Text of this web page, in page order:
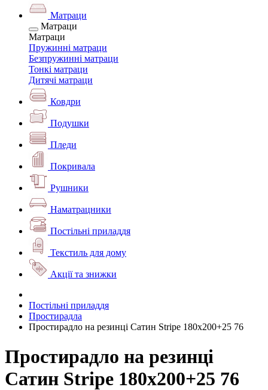
Матраци
Матраци
Матраци
Пружинні матраци
Безпружинні матраци
Тонкі матраци
Дитячі матраци
Ковдри
Подушки
Пледи
Покривала
Рушники
Наматрацники
Постільні приладдя
Текстиль для дому
Акції та знижки
Постільні приладдя
Простирадла
Простирадло на резинці Сатин Stripe 180х200+25 76
Простирадло на резинці
Сатин Stripe 180х200+25 76